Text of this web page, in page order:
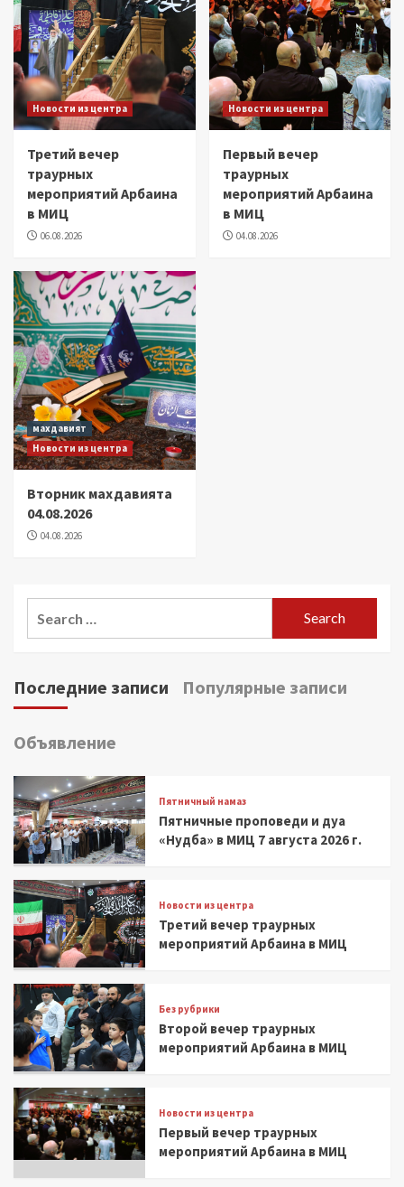
Новости из центра
Третий вечер
траурных
мероприятий Арбаина
в МИЦ
06.08.2026
Новости из центра
Первый вечер
траурных
мероприятий Арбаина
в МИЦ
04.08.2026
махдавият
Новости из центра
Вторник махдавията
04.08.2026
04.08.2026
Последние записи Популярные записи
Объявление
Пятничный намаз
Пятничные проповеди и дуа
«Нудба» в МИЦ 7 августа 2026 г.
Новости из центра
Третий вечер траурных
мероприятий Арбаина в МИЦ
Без рубрики
Второй вечер траурных
мероприятий Арбаина в МИЦ
Новости из центра
Первый вечер траурных
мероприятий Арбаина в МИЦ